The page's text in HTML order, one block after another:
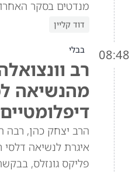
מנדטים בסקר
דוד קליין
08:48 בבלי
רב
מהנשיאה
הרב יצחק כהן, רבה
איגרת לנשיאה דלסי
פליקס גונזלס,